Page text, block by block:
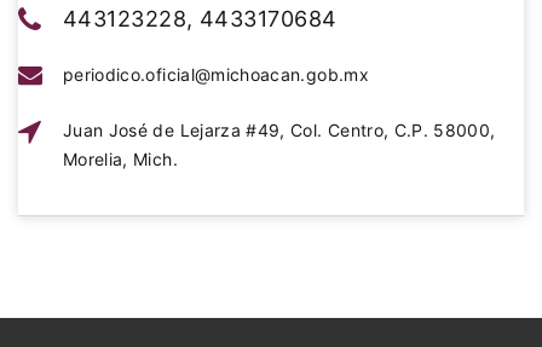
443123228, 4433170684
periodico.oficial@michoacan.gob.mx
Juan José de Lejarza #49, Col. Centro, C.P. 58000,
Morelia, Mich.